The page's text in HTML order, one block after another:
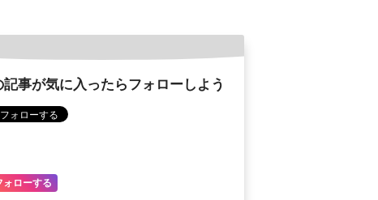
記事が気に入ったらフォローしよう
ォローする